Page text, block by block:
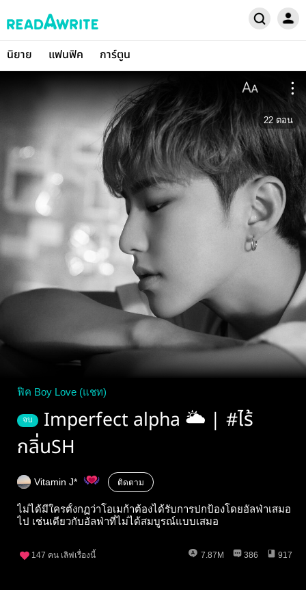
นิยาย แฟนฟิค การ์ตูน
22 ตอน
ฟิค Boy Love (แชท)
จบ
Imperfect alpha 🌥 | #ไร้
กลิ่นSH
Vitamin J* ติดตาม
ไม่ได้มีใครตั้งกฏว่าโอเมก้าต้องได้รับการปกป้องโดยอัลฟ่าเสมอ
ไป เช่นเดียวกับอัลฟ่าที่ไม่ได้สมบูรณ์แบบเสมอ
147 คน เลิฟเรื่องนี้ 7.87M 386 917